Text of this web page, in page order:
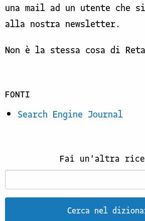
una mail ad un utente che
alla nostra newsletter.
Non è la stessa cosa di
FONTI
Search Engine Journal
Fai un'altra
Cerca nel